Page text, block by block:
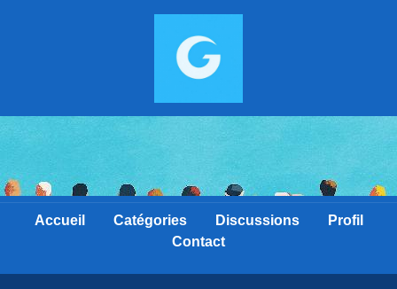
Accueil Catégories Discussions
Profil
Contact